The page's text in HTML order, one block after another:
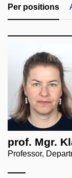
term
Per positions
prof. Mgr.
Professor,